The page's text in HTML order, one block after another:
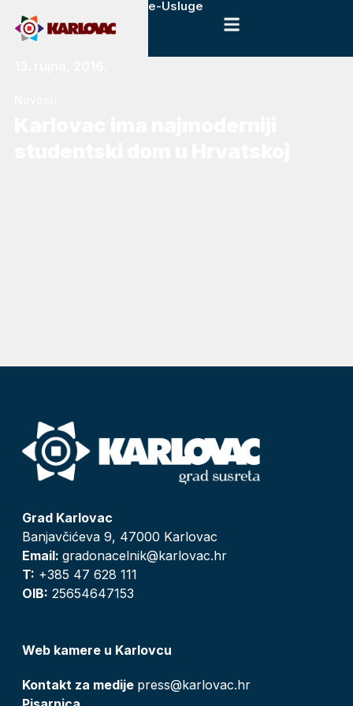
e-Usluge
Grad Karlovac
Banjavčićeva 9, 47000 Karlovac
Email: gradonacelnik@karlovac.hr
T: +385 47 628 111
OIB: 25654647153
Web kamere u Karlovcu
Kontakt za medije press@karlovac.hr